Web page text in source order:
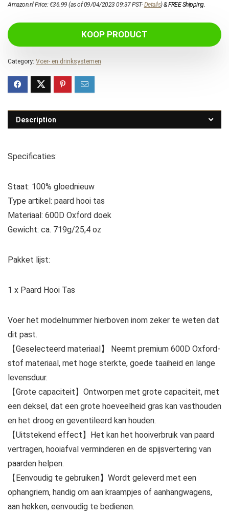
Amazon.nl Price:€36.99 (as of 09/04/2023 09:37 PST-Details)&FREE Shipping.
KOOP PRODUCT
Category: Voer- en drinksystemen
Description
Specificaties:
Staat: 100% gloednieuw
Type artikel: paard hooi tas
Materiaal: 600D Oxford doek
Gewicht: ca. 719g/25,4 oz
Pakket lijst:
1 x Paard Hooi Tas
Voer het modelnummer hierboven inom zeker te weten dat
dit past.
【Geselecteerd materiaal】 Neemt premium 600D Oxford-
stof materiaal, met hoge sterkte, goede taaiheid en lange
levensduur.
【Grote capaciteit】Ontworpen met grote capaciteit, met
een deksel, dat een grote hoeveelheid gras kan vasthouden
en het droog en geventileerd kan houden.
【Uitstekend effect】Het kan het hooiverbruik van paard
vertragen, hooiafval verminderen en de spijsvertering van
paarden helpen.
【Eenvoudig te gebruiken】Wordt geleverd met een
ophangriem, handig om aan kraampjes of aanhangwagens,
aan hekken, eenvoudig te bedienen.